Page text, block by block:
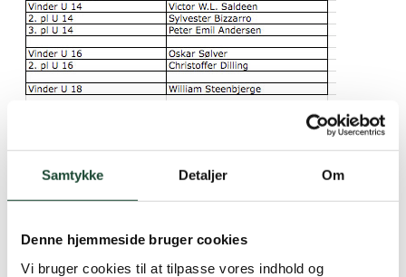
Samtykke Detaljer Om
Denne hjemmeside bruger cookies
Vi bruger cookies til at tilpasse vores indhold og